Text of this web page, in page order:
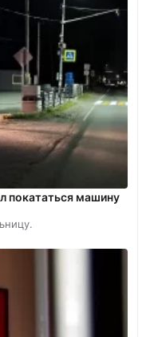
покататься машину